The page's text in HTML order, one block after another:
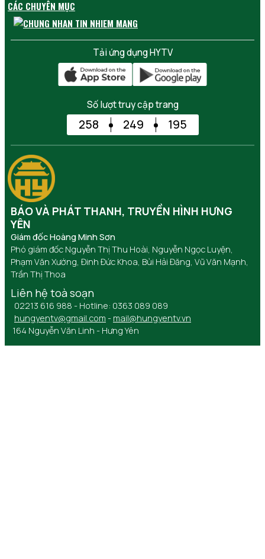
CÁC CHUYÊN MỤC
Tải ứng dụng HYTV
Số lượt truy cập trang
258 249 195
BÁO VÀ PHÁT THANH, TRUYỀN HÌNH HƯNG
YÊN
Giám đốc Hoàng Minh Sơn
Phó giám đốc Nguyễn Thị Thu Hoài, Nguyễn Ngọc Luyện,
Phạm Văn Xướng, Đinh Đức Khoa, Bùi Hải Đăng, Vũ Văn Mạnh,
Trần Thị Thoa
Liên hệ toà soạn
02213 616 988 - Hotline: 0363 089 089
hungyentv@gmail.com - mail@hungyentv.vn
164 Nguyễn Văn Linh - Hưng Yên